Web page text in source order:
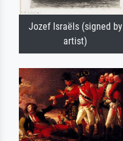
Jozef Israëls (signed by
artist)